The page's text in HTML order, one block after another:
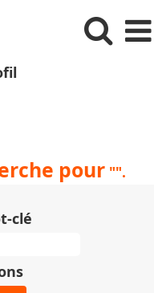
pour "".
clé